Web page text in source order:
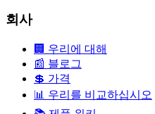
회사
🏢 우리에 대해
📰 블로그
💲 가격
📊 우리를 비교하십시오